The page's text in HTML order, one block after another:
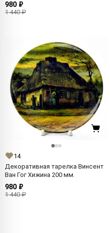
980 ₽
1 440 ₽
14
Декоративная тарелка Винсент
Ван Гог Хижина 200 мм.
980 ₽
1 440 ₽